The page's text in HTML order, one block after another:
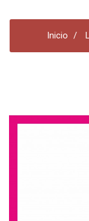
Inicio